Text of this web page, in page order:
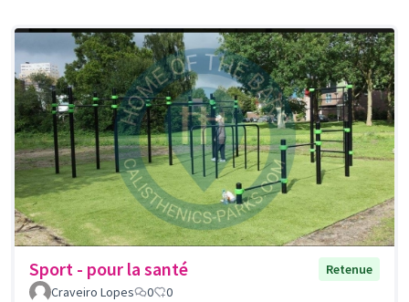
Sport - pour la santé
Retenue
Craveiro Lopes
0 0